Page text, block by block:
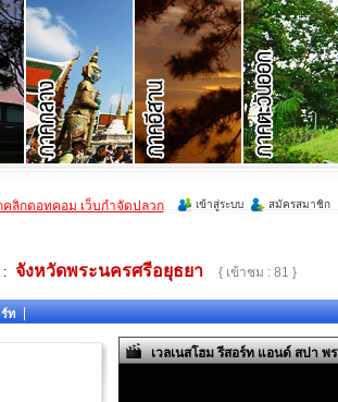
เข้าสู่ระบบ สมัครสมาชิก
คลิกดอทคอม เว็บกำจัดปลวก
: จังหวัดพระนครศรีอยุธยา { เข้าชม : 81 }
ท
เวลเนสโฮม รีสอร์ท แอนด์ สปา พร